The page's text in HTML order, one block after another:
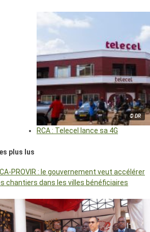
© DR
RCA : Telecel lance sa 4G
plus lus
PROVIR : le gouvernement veut accélérer
chantiers dans les villes bénéficiaires